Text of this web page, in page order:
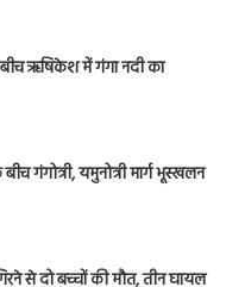
बीच ऋषिकेश में गंगा नदी का
गंगोत्री, यमुनोत्री मार्ग भूस्खलन
से दो बच्चों की मौत, तीन घायल